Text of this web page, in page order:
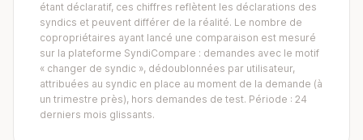
étant déclaratif, ces chiffres reflètent les déclarations des
syndics et peuvent différer de la réalité. Le nombre de
copropriétaires ayant lancé une comparaison est mesuré
sur la plateforme SyndiCompare : demandes avec le motif
« changer de syndic », dédoublonnées par utilisateur,
attribuées au syndic en place au moment de la demande (à
un trimestre près), hors demandes de test. Période : 24
derniers mois glissants.